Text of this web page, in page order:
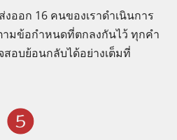
อก 16 คนของเราดำเนินการ
มข้อกำหนดที่ตกลงกันไว้ ทุกคำ
อบย้อนกลับได้อย่างเต็มที่